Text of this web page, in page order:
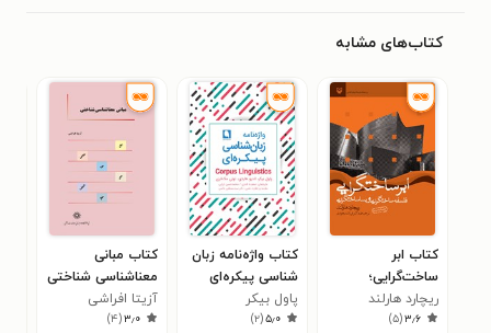
کتاب‌های مشابه
کتاب ابر
ساخت‌گرایی؛
فلسفه‌ی
ساخت‌گرایی و
ریچارد هارلند
۳٫۶(۵)
کتاب واژه‌نامه زبان
شناسی پیکره‌ای
پاول بیکر
۵٫۰(۲)
کتاب مبانی
معناشناسی‌ شناختی
آزی‍ت‍ا اف‍راش‍ی‌
۳٫۰(۴)